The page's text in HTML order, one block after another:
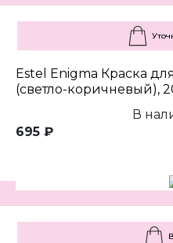
Estel Enigma Краска
(светло-коричневый),
В
695 ₽